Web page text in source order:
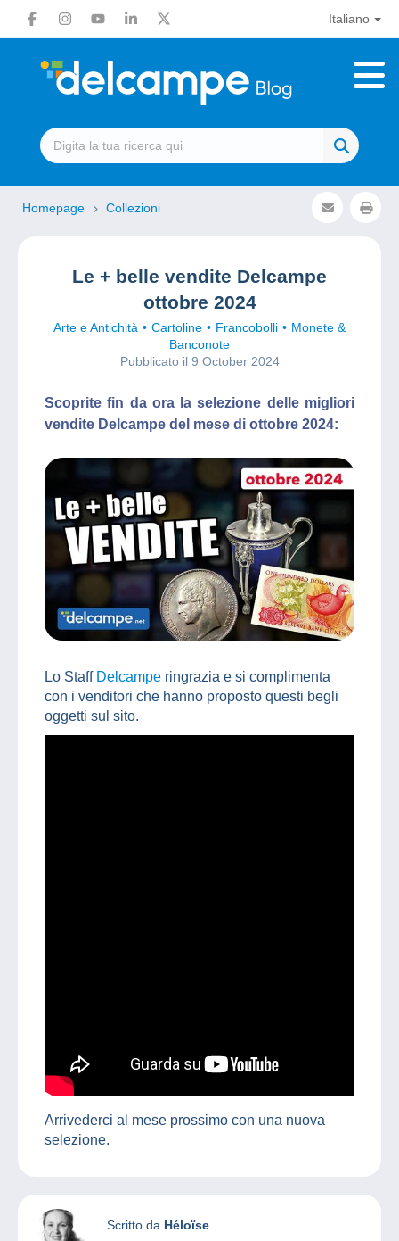
Italiano
Homepage Collezioni
Le + belle vendite Delcampe
ottobre 2024
Arte e Antichità Cartoline Francobolli
Monete &
Banconote
Pubblicato il 9 October 2024
Scoprite fin da ora la selezione delle migliori
vendite Delcampe del mese di ottobre 2024:
Lo Staff Delcampe ringrazia e si complimenta
con i venditori che hanno proposto questi begli
oggetti sul sito.
Arrivederci al mese prossimo con una nuova
selezione.
Scritto da Héloïse